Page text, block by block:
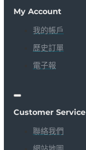
My Account
我的帳戶
歷史訂單
電子報
Customer Service
聯絡我們